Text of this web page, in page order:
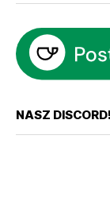
NASZ DISCORD!